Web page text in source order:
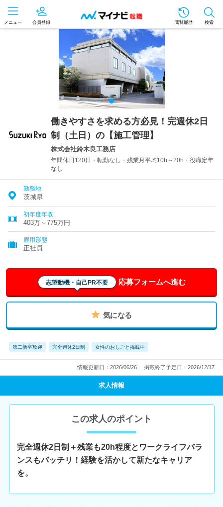
メニュー 会員登録 閲覧履歴 検索
働きやすさを求める方必見！完週休2日
制（土日）の【施工管理】
株式会社鈴木良工務店
年間休日120日・転勤なし・残業月平均10h～20h・役職定年
なし
勤務地
茨城県
初年度年収
403万～775万円
雇用形態
正社員
志望動機・自己PR不要 応募フォームへ進む
気になる
第二新卒歓迎 完全週休2日制 女性のおしごと掲載中
情報更新日：2026/06/26 掲載終了予定日：2026/12/17
求人情報
この求人のポイント
完全週休2日制＋残業も20h程度とワークライフバラ
ンスもバッチリ！経験を活かして新たなキャリア
を。